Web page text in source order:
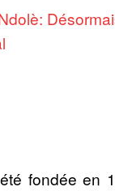
fondée en